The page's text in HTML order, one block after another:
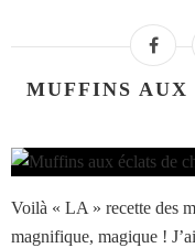
MUFFINS AUX
Voilà « LA » recette des
magnifique, magique !